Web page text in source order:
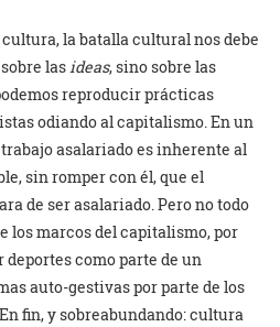
la batalla cultural nos debe
lasideas, sino sobre las
reproducir prácticas
odiando al capitalismo. En un
asalariado es inherente al
sin romper con él, que el
de ser asalariado. Pero no todo
los marcos del capitalismo, por
como parte de un
auto-gestivas por parte de los
fin, y sobreabundando: cultura